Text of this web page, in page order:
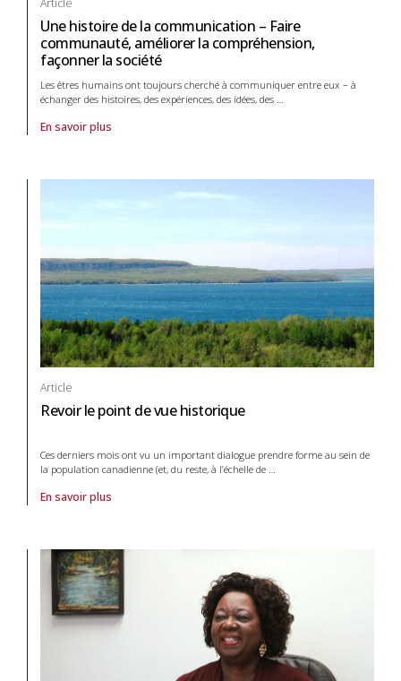
Une histoire de la communication – Faire
communauté, améliorer la compréhension,
façonner la société
Les êtres humains ont toujours cherché à communiquer entre eux – à
échanger des histoires, des expériences, des idées, des …
En savoir plus
À propos de article Une histoire de la communication – Faire
Article
Revoir le point de vue historique
Ces derniers mois ont vu un important dialogue prendre forme au sein de
la population canadienne (et, du reste, à l’échelle de …
En savoir plus
À propos de article Revoir le point de vue historique